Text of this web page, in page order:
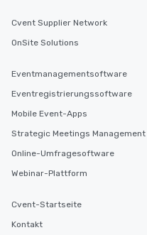
Cvent Supplier Network
OnSite Solutions
Eventmanagementsoftware
Eventregistrierungssoftware
Mobile Event-Apps
Strategic Meetings Management
Online-Umfragesoftware
Webinar-Plattform
Cvent-Startseite
Kontakt